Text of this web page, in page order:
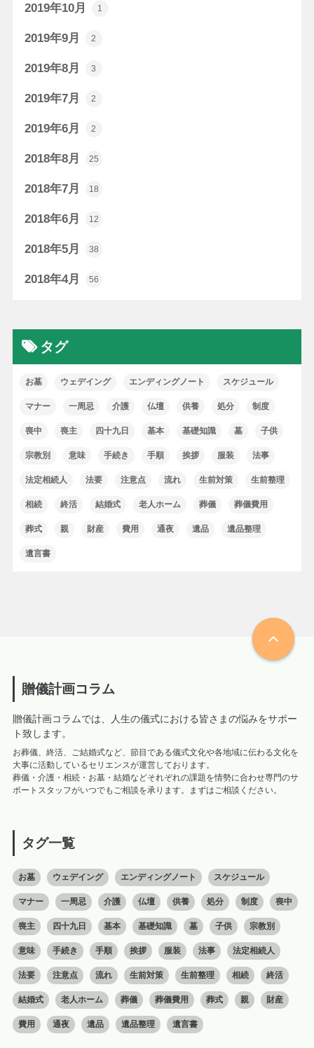
2019年10月 1
2019年9月 2
2019年8月 3
2019年7月 2
2019年6月 2
2018年8月 25
2018年7月 18
2018年6月 12
2018年5月 38
2018年4月 56
タグ
お墓 ウェデイング エンディングノート スケジュール
マナー 一周忌 介護 仏壇 供養 処分 制度
喪中 喪主 四十九日 基本 基礎知識 墓 子供
宗教別 意味 手続き 手順 挨拶 服装 法事
法定相続人 法要 注意点 流れ 生前対策 生前整理
相続 終活 結婚式 老人ホーム 葬儀 葬儀費用
葬式 親 財産 費用 通夜 遺品 遺品整理
遺言書
贈儀計画コラム
贈儀計画コラムでは、人生の儀式における皆さまの悩みをサポー
ト致します。
お葬儀、終活、ご結婚式など、節目である儀式文化や各地域に伝わる文化を
大事に活動しているセリエンスが運営しております。
葬儀・介護・相続・お墓・結婚などそれぞれの課題を情勢に合わせ専門のサ
ポートスタッフがいつでもご相談を承ります。まずはご相談ください。
タグ一覧
お墓 ウェデイング エンディングノート スケジュール
マナー 一周忌 介護 仏壇 供養 処分 制度 喪中
喪主 四十九日 基本 基礎知識 墓 子供 宗教別
意味 手続き 手順 挨拶 服装 法事 法定相続人
法要 注意点 流れ 生前対策 生前整理 相続 終活
結婚式 老人ホーム 葬儀 葬儀費用 葬式 親 財産
費用 通夜 遺品 遺品整理 遺言書